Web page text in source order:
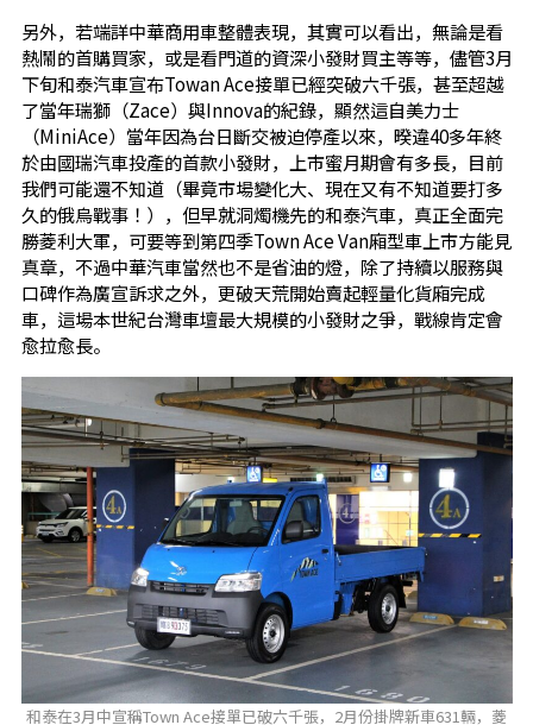
另外，若端詳中華商用車整體表現，其實可以看出，無論是看
熱鬧的首購買家，或是看門道的資深小發財買主等等，儘管3月
下旬和泰汽車宣布Towan Ace接單已經突破六千張，甚至超越
了當年瑞獅（Zace）與Innova的紀錄，顯然這自美力士
（MiniAce）當年因為台日斷交被迫停產以來，暌違40多年終
於由國瑞汽車投產的首款小發財，上市蜜月期會有多長，目前
我們可能還不知道（畢竟市場變化大、現在又有不知道要打多
久的俄烏戰事！），但早就洞燭機先的和泰汽車，真正全面完
勝菱利大軍，可要等到第四季Town Ace Van廂型車上市方能見
真章，不過中華汽車當然也不是省油的燈，除了持續以服務與
口碑作為廣宣訴求之外，更破天荒開始賣起輕量化貨廂完成
車，這場本世紀台灣車壇最大規模的小發財之爭，戰線肯定會
愈拉愈長。
和泰在3月中宣稱Town Ace接單已破六千張，2月份掛牌新車631輛，菱